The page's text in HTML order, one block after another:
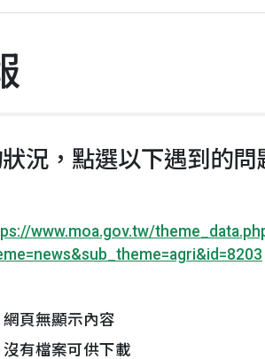
況，點選以下遇到的問
www.moa.gov.tw/
網頁無顯示內容
沒有檔案可供下載